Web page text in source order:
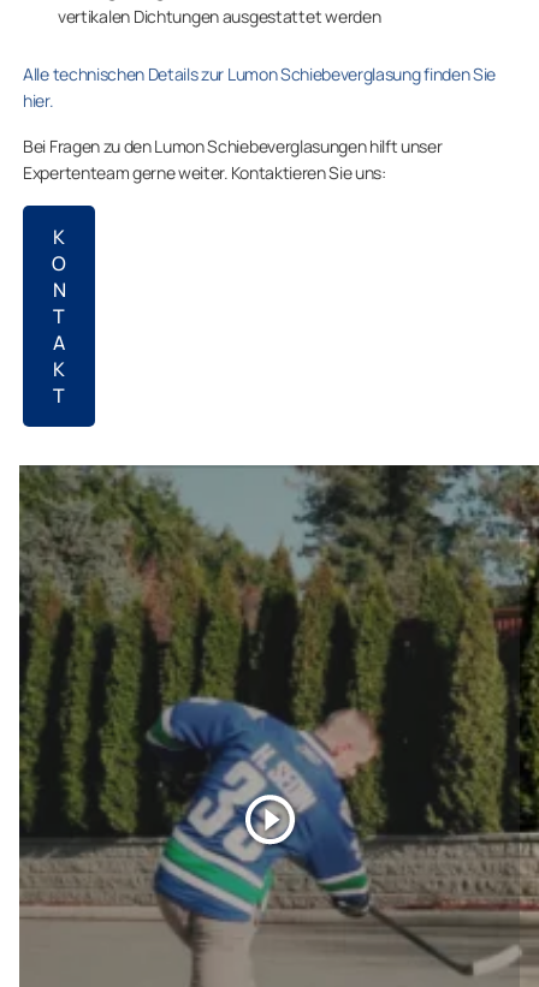
vertikalen Dichtungen ausgestattet werden
Alle technischen Details zur Lumon Schiebeverglasung finden Sie
hier.
Bei Fragen zu den Lumon Schiebeverglasungen hilft unser
Expertenteam gerne weiter. Kontaktieren Sie uns:
K
O
N
T
A
K
T